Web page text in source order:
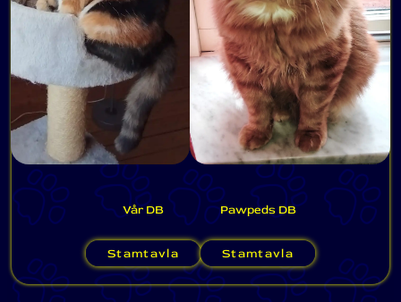
Vår DB
Stamtavla
Pawpeds DB
Stamtavla